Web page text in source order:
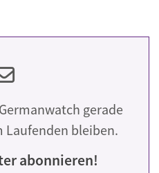
gerade
Laufenden bleiben.
abonnieren!